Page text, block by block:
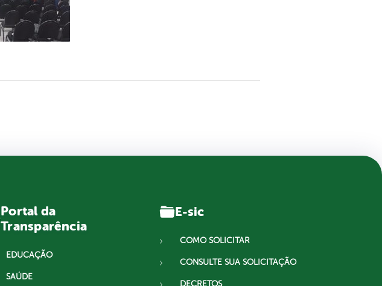
Portal da
Transparência
EDUCAÇÃO
SAÚDE
E-sic
COMO SOLICITAR
CONSULTE SUA SOLICITAÇÃO
DECRETOS